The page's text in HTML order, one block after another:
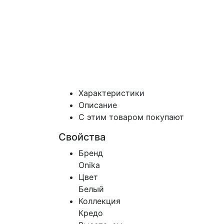
Характеристики
Описание
С этим товаром покупают
Свойства
Бренд
Onika
Цвет
Белый
Коллекция
Кредо